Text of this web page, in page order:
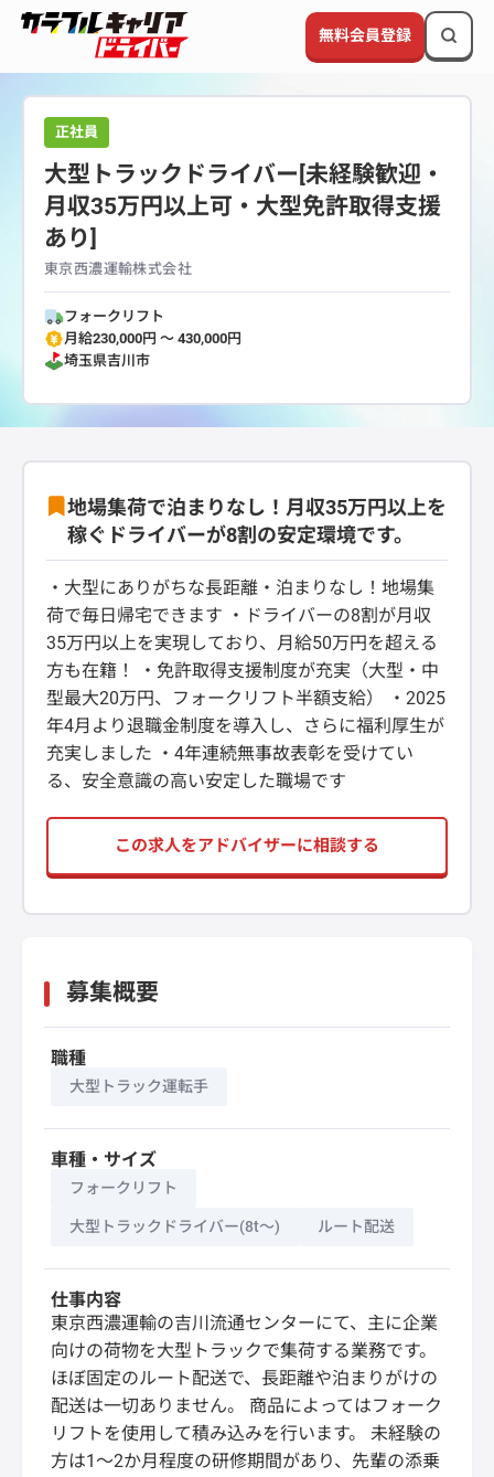
無料会員登録
正社員
大型トラックドライバー[未経験歓迎・
月収35万円以上可・大型免許取得支援
あり]
東京西濃運輸株式会社
フォークリフト
月給230,000円 〜 430,000円
埼玉県吉川市
地場集荷で泊まりなし！月収35万円以上を
稼ぐドライバーが8割の安定環境です。
・大型にありがちな長距離・泊まりなし！地場集
荷で毎日帰宅できます ・ドライバーの8割が月収
35万円以上を実現しており、月給50万円を超える
方も在籍！ ・免許取得支援制度が充実（大型・中
型最大20万円、フォークリフト半額支給） ・2025
年4月より退職金制度を導入し、さらに福利厚生が
充実しました ・4年連続無事故表彰を受けてい
る、安全意識の高い安定した職場です
この求人をアドバイザーに相談する
募集概要
職種
大型トラック運転手
車種・サイズ
フォークリフト
大型トラックドライバー(8t～) ルート配送
仕事内容
東京西濃運輸の吉川流通センターにて、主に企業
向けの荷物を大型トラックで集荷する業務です。
ほぼ固定のルート配送で、長距離や泊まりがけの
配送は一切ありません。 商品によってはフォーク
リフトを使用して積み込みを行います。 未経験の
方は1～2か月程度の研修期間があり、先輩の添乗